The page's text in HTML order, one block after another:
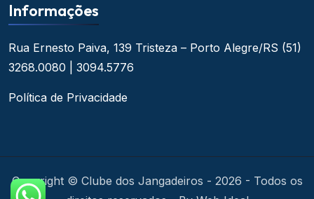
Informações
Rua Ernesto Paiva, 139 Tristeza – Porto Alegre/RS (51)
3268.0080 | 3094.5776
Política de Privacidade
Copyright © Clube dos Jangadeiros - 2026 - Todos os